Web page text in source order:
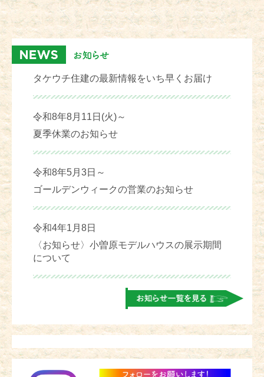
タケウチ住建の最新情報をいち早くお届け
令和8年8月11日(火)～
夏季休業のお知らせ
令和8年5月3日～
ゴールデンウィークの営業のお知らせ
令和4年1月8日
〈お知らせ〉小曽原モデルハウスの展示期間
について